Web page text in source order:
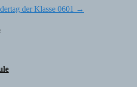
der Klasse 0601 →